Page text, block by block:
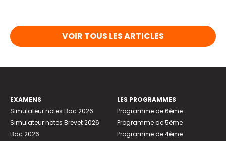
compétences évaluées lors de cette session.
De quoi vérifier ses réponses, […]
VOIR TOUS LES ARTICLES
EXAMENS
Simulateur notes Bac 2026
Simulateur notes Brevet 2026
Bac 2026
LES PROGRAMMES
Programme de 6ème
Programme de 5ème
Programme de 4ème